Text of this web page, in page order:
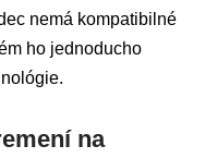
nemá kompatibilné
ho jednoducho
na